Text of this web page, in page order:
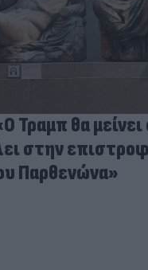
θα μείνει
στην
Παρθενώνα»